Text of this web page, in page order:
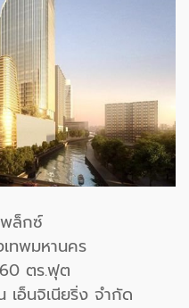
ล็กซ์
ทพมหานคร
ตร.ฟุต
เอ็นจิเนียริ่ง จำกัด